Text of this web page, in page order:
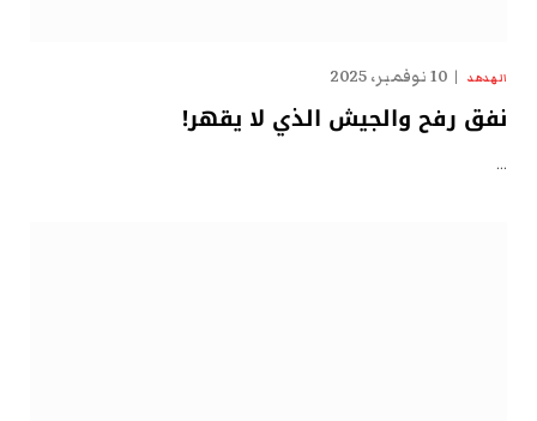
الهدهد 10 نوفمبر، 2025
نفق رفح والجيش الذي لا يقهر!
…